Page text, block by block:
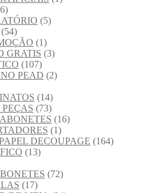
(5)
(54)
(1)
GRATIS (3)
(107)
PEAD (2)
(14)
(73)
(16)
(1)
DECOUPAGE (164)
(13)
(72)
(17)